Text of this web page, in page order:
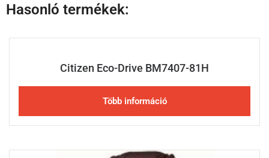
Hasonló termékek:
Citizen Eco-Drive BM7407-81H
Több információ